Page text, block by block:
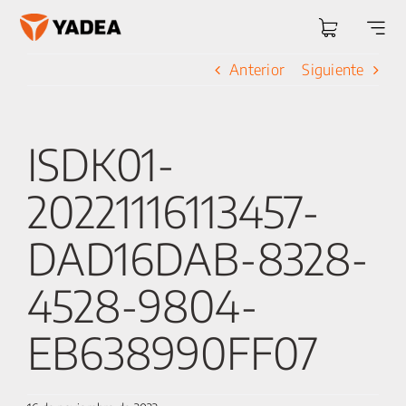
Saltar
Anterior Siguiente
ISDK01-
20221116113457-
DAD16DAB-8328-
4528-9804-
EB638990FF07